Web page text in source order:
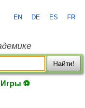
EN DE ES FR
Найти!
Игры ⚽